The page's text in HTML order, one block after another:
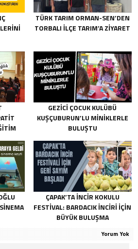
TÜRK TARIM ORMAN-SEN’DEN
TORBALI İLÇE TARIM’A ZIYARET
GEZICI ÇOCUK KULÜBÜ
KUŞÇUBURUN’LU MINIKLERLE
BULUŞTU
ÇAPAK’TA INCIR KOKULU
FESTIVAL: BARDACIK İNCIRI IÇIN
BÜYÜK BULUŞMA
Yorum Yok